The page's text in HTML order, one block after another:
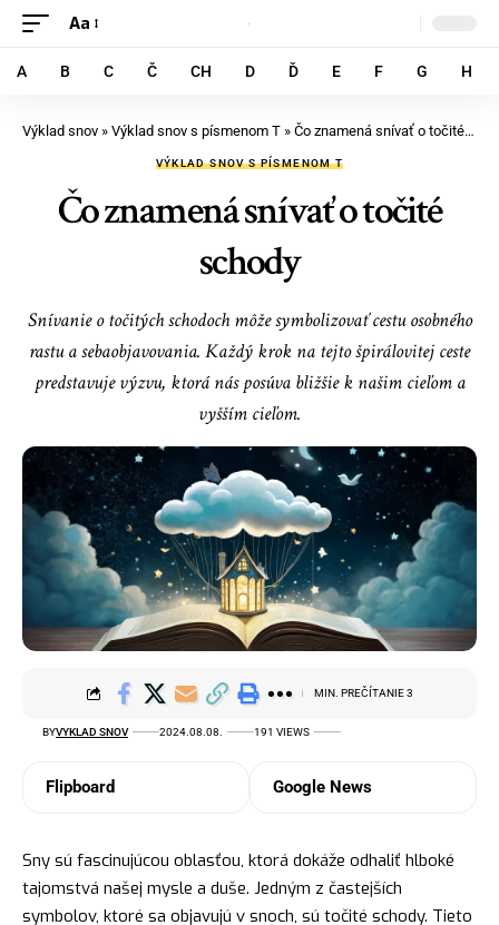
Aa
A B C Č CH D Ď E F G H
Výklad snov » Výklad snov s písmenom T » Čo znamená snívať o točité schody
VÝKLAD SNOV S PÍSMENOM T
Čo znamená snívať o točité
schody
Snívanie o točitých schodoch môže symbolizovať cestu osobného
rastu a sebaobjavovania. Každý krok na tejto špirálovitej ceste
predstavuje výzvu, ktorá nás posúva bližšie k našim cieľom a
vyšším cieľom.
BYVYKLAD SNOV 2024.08.08. 191 VIEWS
MIN. PREČÍTANIE 3
Flipboard Google News
Sny sú fascinujúcou oblasťou, ktorá dokáže odhaliť hlboké
tajomstvá našej mysle a duše. Jedným z častejších
symbolov, ktoré sa objavujú v snoch, sú točité schody. Tieto